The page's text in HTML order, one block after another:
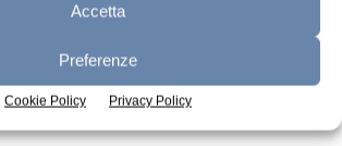
Accetta
Preferenze
Cookie Policy Privacy Policy
ALTRO DALL'AUTORE
Investindustrial investe in P.A.
Aromatics